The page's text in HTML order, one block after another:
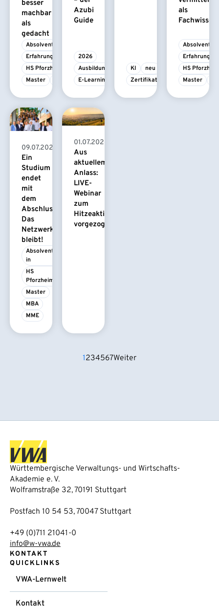
besser
machbar
als
gedacht
Absolvent/-in
Erfahrungsbericht
HS Pforzheim
Master
Azubi
Guide
2026
Ausbildung
E-Learning
KI
neu
Zertifikatskurs
als
Fachwissen
Absolvent/-
HS
Master
09.07.2026
Ein
Studium
endet
mit
dem
Abschluss.
Das
Netzwerk
bleibt!
Absolvent/-
in
HS
Pforzheim
Master
MBA
MME
01.07.2026
Aus
aktuellem
Anlass:
LIVE-
Webinar
zum
Hitzeaktionsplan
vorgezogen
1234567Weiter
Württembergische Verwaltungs- und Wirtschafts-
Akademie e. V.
Wolframstraße 32, 70191 Stuttgart
Postfach 10 54 53, 70047 Stuttgart
+49 (0)711 21041-0
info@w-vwa.de
KONTAKT
QUICKLINKS
VWA-Lernwelt
Kontakt